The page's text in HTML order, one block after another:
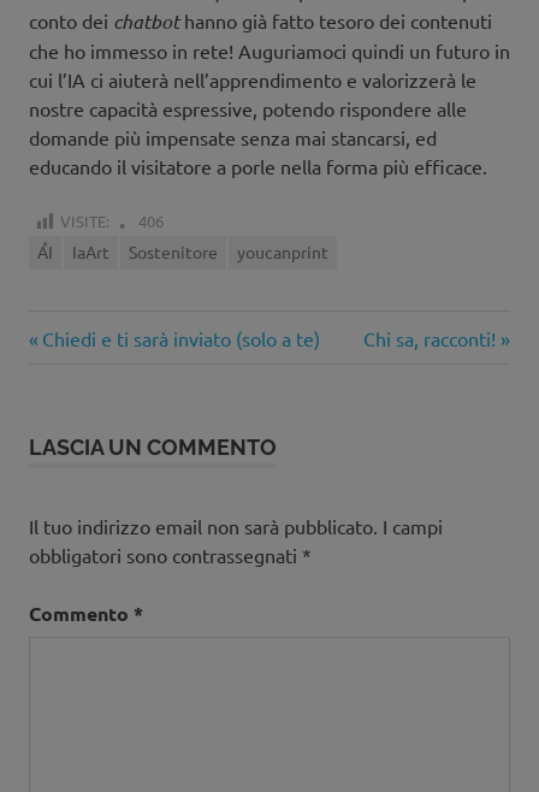
conto dei chatbothanno già fatto tesoro dei contenuti
che ho immesso in rete! Auguriamoci quindi un futuro in
cui l’IA ci aiuterà nell’apprendimento e valorizzerà le
nostre capacità espressive, potendo rispondere alle
domande più impensate senza mai stancarsi, ed
educando il visitatore a porle nella forma più efficace.
VISITE: 406
AI IaArt Sostenitore youcanprint
Navigazione
Articolo
Chiedi e ti sarà inviato (solo a te)
Articolo
Chi sa, racconti!
LASCIA UN COMMENTO
Il tuo indirizzo email non sarà pubblicato. I campi
obbligatori sono contrassegnati *
Commento *